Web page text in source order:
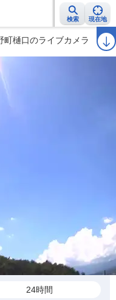
検索 現在地
警報・注意報 2週間天気 ラ
町樋口のライブカメラ
24時間